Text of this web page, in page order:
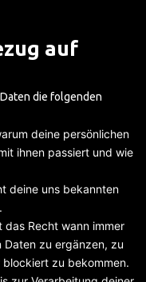
auf
die folgenden
deine persönlichen
ihnen passiert und wie
deine uns bekannten
das Recht wann immer
zu ergänzen, zu
zu bekommen.